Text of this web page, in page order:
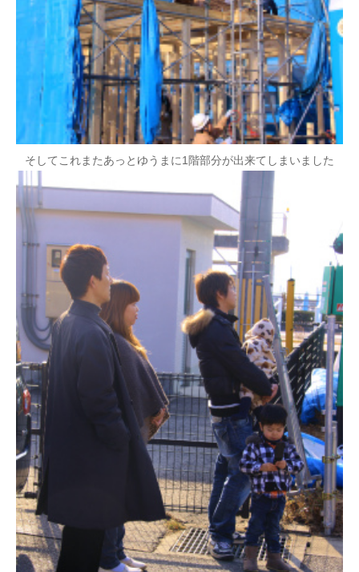
そしてこれまたあっとゆうまに1階部分が出来てしまいました